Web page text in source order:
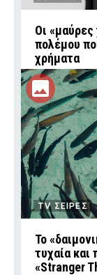
Οι
πολέμου
χρήματα
TV ΣΕΙΡΕΣ
Το
τυχαία και
«Stranger